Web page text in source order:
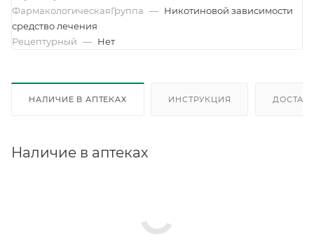
ФармакологическаяГруппа — Никотиновой зависимости
средство лечения
Рецептурный — Нет
НАЛИЧИЕ В АПТЕКАХ ИНСТРУКЦИЯ
Наличие в аптеках